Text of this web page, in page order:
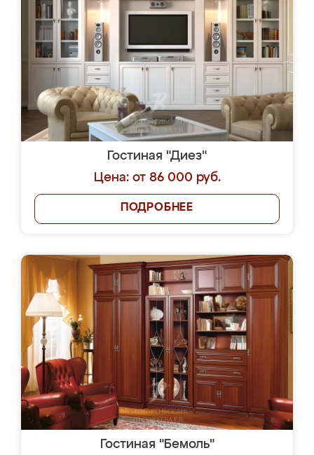
Гостиная "Диез"
Цена: от 86 000 руб.
ПОДРОБНЕЕ
Гостиная "Бемоль"